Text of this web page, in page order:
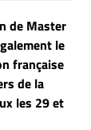
de Master
le
française
de la
les 29 et